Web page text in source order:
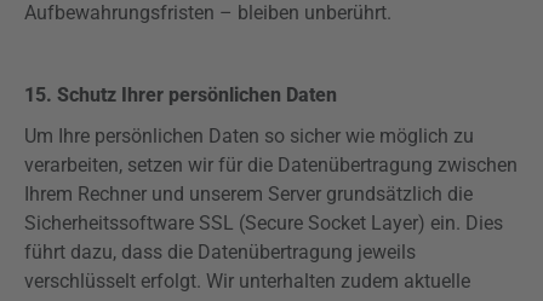
Aufbewahrungsfristen – bleiben unberührt.
15. Schutz Ihrer persönlichen Daten
Um Ihre persönlichen Daten so sicher wie möglich zu
verarbeiten, setzen wir für die Datenübertragung zwischen
Ihrem Rechner und unserem Server grundsätzlich die
Sicherheitssoftware SSL (Secure Socket Layer) ein. Dies
führt dazu, dass die Datenübertragung jeweils
verschlüsselt erfolgt. Wir unterhalten zudem aktuelle